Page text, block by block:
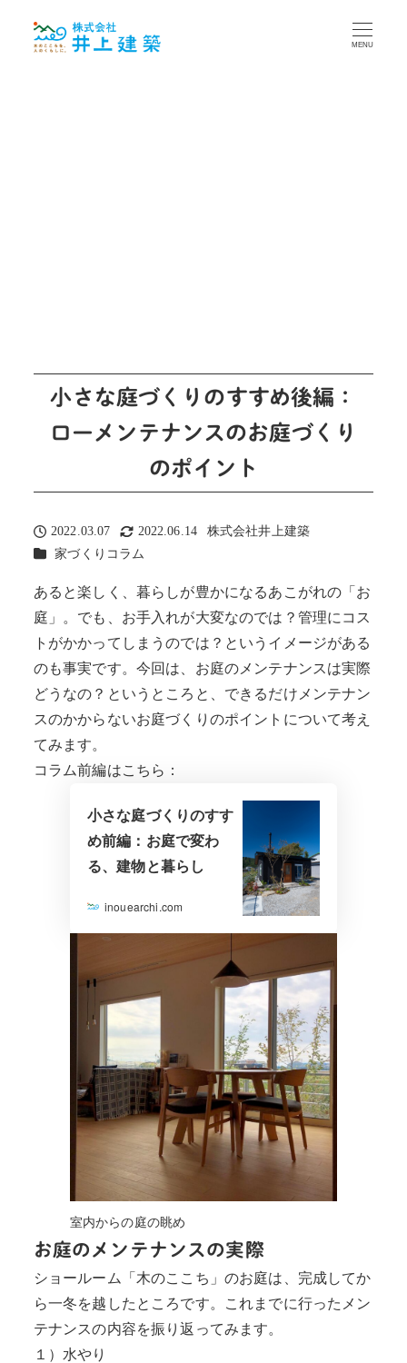
MENU
小さな庭づくりのすすめ後編：
ローメンテナンスのお庭づくり
のポイント
投稿日
2022.03.07
更新日
2022.06.14
著
株式会社井上建築
カテゴリー
家づくりコラム
あると楽しく、暮らしが豊かになるあこがれの「お
庭」。でも、お手入れが大変なのでは？管理にコス
トがかかってしまうのでは？というイメージがある
のも事実です。今回は、お庭のメンテナンスは実際
どうなの？というところと、できるだけメンテナン
スのかからないお庭づくりのポイントについて考え
てみます。
コラム前編はこちら：
小さな庭づくりのすす
め前編：お庭で変わ
る、建物と暮らし
inouearchi.com
室内からの庭の眺め
お庭のメンテナンスの実際
ショールーム「木のここち」のお庭は、完成してか
ら一冬を越したところです。これまでに行ったメン
テナンスの内容を振り返ってみます。
１）水やり